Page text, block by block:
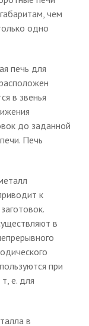
чем
одно
печь для
в звенья
до заданной
Печь
к
в
при
е. для
в